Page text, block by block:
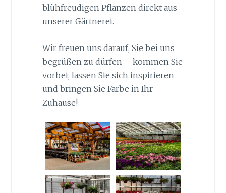
blühfreudigen Pflanzen direkt aus
unserer Gärtnerei.
Wir freuen uns darauf, Sie bei uns
begrüßen zu dürfen – kommen Sie
vorbei, lassen Sie sich inspirieren
und bringen Sie Farbe in Ihr
Zuhause!